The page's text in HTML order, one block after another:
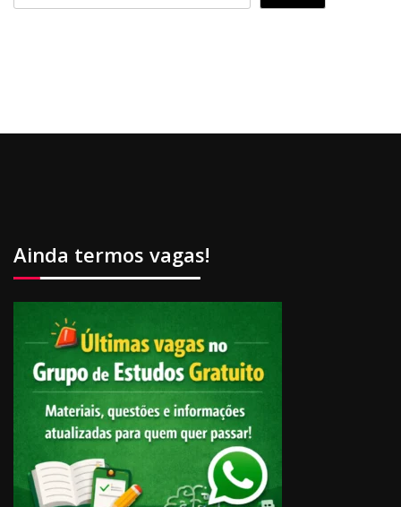
Ainda termos vagas!